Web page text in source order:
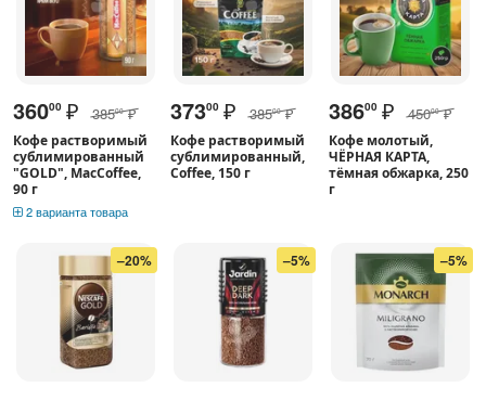
36000 ₽ 38500 ₽
Кофе растворимый
сублимированный
"GOLD", MacCoffee,
90 г
2 варианта товара
37300 ₽ 38500 ₽
Кофе растворимый
сублимированный,
Coffee, 150 г
38600 ₽ 45000 ₽
Кофе молотый,
ЧЁРНАЯ КАРТА,
тёмная обжарка, 250
г
–20% –5% –5%